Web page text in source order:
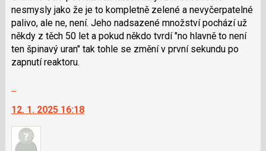
nesmysly jako že je to kompletně zelené a nevyčerpatelné
palivo, ale ne, není. Jeho nadsazené množství pochází už
někdy z těch 50 let a pokud někdo tvrdí "no hlavně to není
ten špinavý uran" tak tohle se změní v první sekundu po
zapnutí reaktoru.
další
nový
názor.
12. 1. 2025 16:18